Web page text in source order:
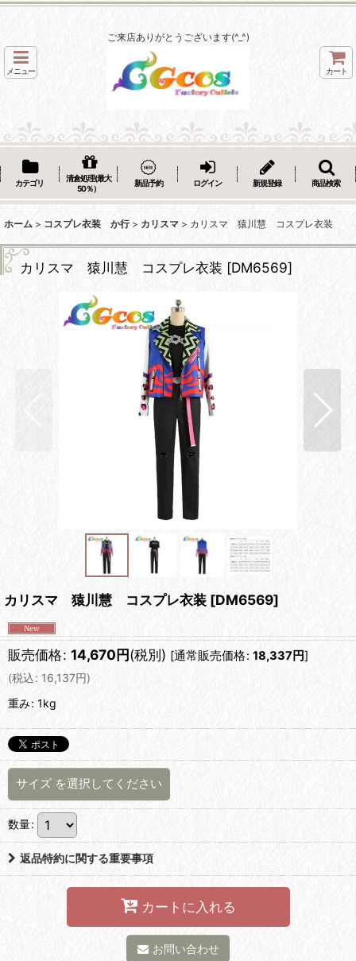
ご来店ありがとうございます(^_^)
メニュー カート
カテゴリ
清倉処理(最大
50％）
新品予約 ログイン 新規登録 商品検索
ホーム > コスプレ衣装 か行 > カリスマ > カリスマ 猿川慧 コスプレ衣装
カリスマ 猿川慧 コスプレ衣装 [DM6569]
カリスマ 猿川慧 コスプレ衣装 [DM6569]
販売価格: 14,670円(税別) [通常販売価格: 18,337 円]
(税込: 16,137円)
重み: 1kg
サイズ を選択してください
数量:
返品特約に関する重要事項
カートに入れる
お問い合わせ